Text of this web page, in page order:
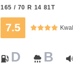
165 / 70 R 14 81T
7.5
D B